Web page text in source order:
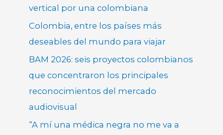
vertical por una colombiana
Colombia, entre los países más
deseables del mundo para viajar
BAM 2026: seis proyectos colombianos
que concentraron los principales
reconocimientos del mercado
audiovisual
“A mí una médica negra no me va a